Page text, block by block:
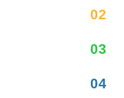
02
03
04